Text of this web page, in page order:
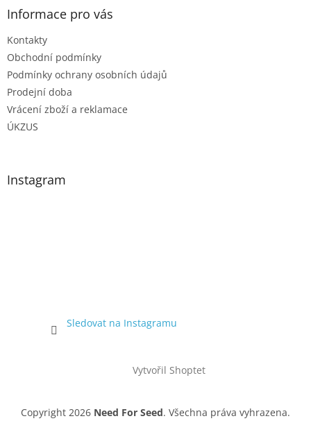
Informace pro vás
Kontakty
Obchodní podmínky
Podmínky ochrany osobních údajů
Prodejní doba
Vrácení zboží a reklamace
ÚKZUS
Instagram
Sledovat na Instagramu
Vytvořil Shoptet
Copyright 2026 Need For Seed. Všechna práva vyhrazena.